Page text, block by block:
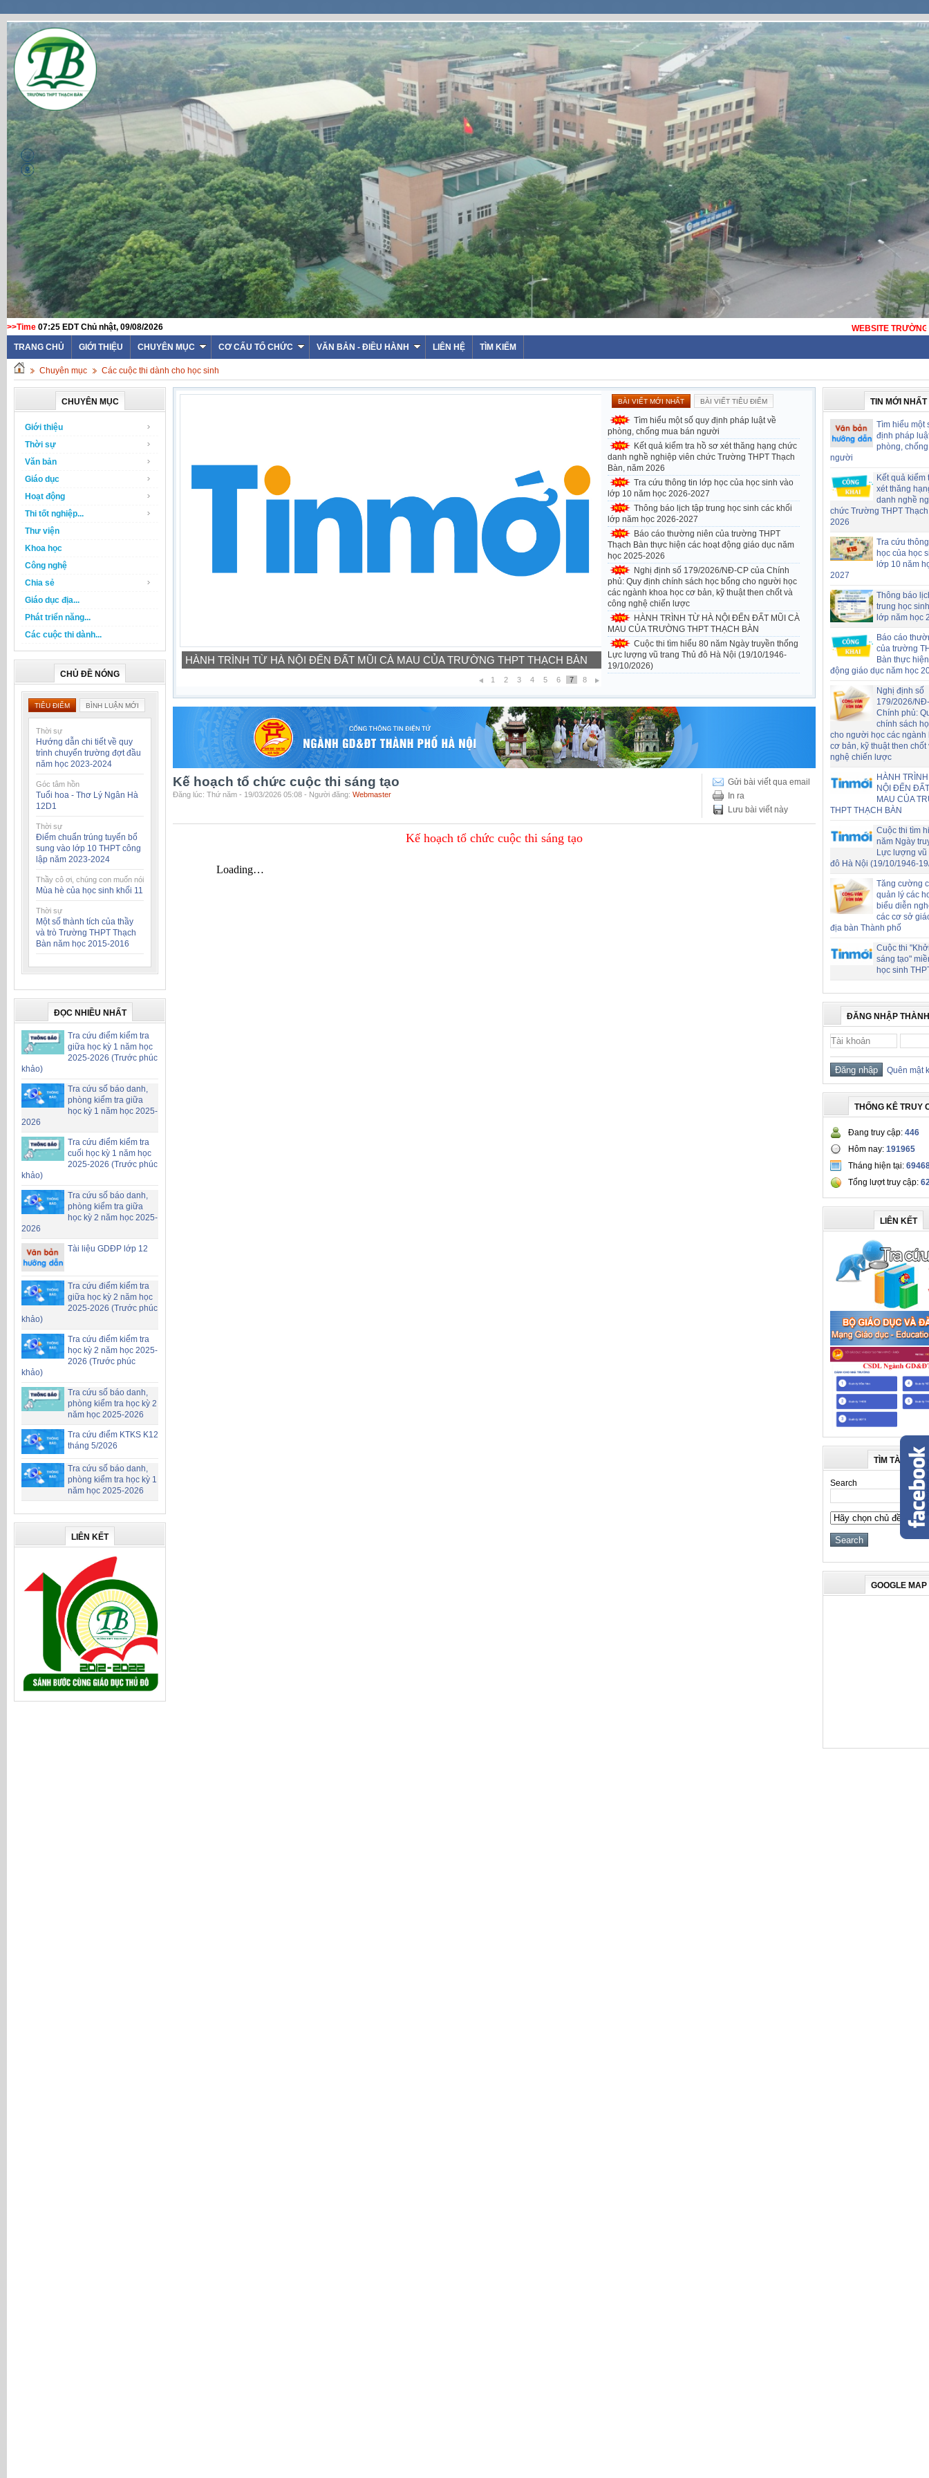
>>Time 07:25 EDT Chủ nhật, 09/08/2026
WEBSITE TRƯỜNG THPT THẠCH BÀN - HÀ NỘI -
TRANG CHỦ
GIỚI THIỆU CHUYÊN MỤC CƠ CẤU TỔ CHỨC VĂN BẢN - ĐIỀU HÀNH LIÊN HỆ TÌM KIẾM
Chuyên mục Các cuộc thi dành cho học sinh
CHUYÊN MỤC
Giới thiệu
Thời sự
Văn bản
Giáo dục
Hoạt động
Thi tốt nghiệp...
Thư viện
Khoa học
Công nghệ
Chia sẻ
Giáo dục địa...
Phát triển năng...
Các cuộc thi dành...
CHỦ ĐỀ NÓNG
TIÊU ĐIỂM BÌNH LUẬN MỚI
Thời sự
Hướng dẫn chi tiết về quy
trình chuyển trường đợt đầu
năm học 2023-2024
Góc tâm hồn
Tuổi hoa - Thơ Lý Ngân Hà
12D1
Thời sự
Điểm chuẩn trúng tuyển bổ
sung vào lớp 10 THPT công
lập năm 2023-2024
Thầy cô ơi, chúng con muốn nói
Mùa hè của học sinh khối 11
Thời sự
Một số thành tích của thầy
và trò Trường THPT Thạch
Bàn năm học 2015-2016
ĐỌC NHIỀU NHẤT
Tra cứu điểm kiểm tra
giữa học kỳ 1 năm học
2025-2026 (Trước phúc
khảo)
Tra cứu số báo danh,
phòng kiểm tra giữa
học kỳ 1 năm học 2025-
2026
Tra cứu điểm kiểm tra
cuối học kỳ 1 năm học
2025-2026 (Trước phúc
khảo)
Tra cứu số báo danh,
phòng kiểm tra giữa
học kỳ 2 năm học 2025-
2026
Tài liệu GDĐP lớp 12
Tra cứu điểm kiểm tra
giữa học kỳ 2 năm học
2025-2026 (Trước phúc
khảo)
Tra cứu điểm kiểm tra
học kỳ 2 năm học 2025-
2026 (Trước phúc
khảo)
Tra cứu số báo danh,
phòng kiểm tra học kỳ 2
năm học 2025-2026
Tra cứu điểm KTKS K12
tháng 5/2026
Tra cứu số báo danh,
phòng kiểm tra học kỳ 1
năm học 2025-2026
LIÊN KẾT
HÀNH TRÌNH TỪ HÀ NỘI ĐẾN ĐẤT MŨI CÀ MAU CỦA TRƯỜNG THPT THẠCH BÀN
1 2 3 4 5 6 7 8
BÀI VIẾT MỚI NHẤT BÀI VIẾT TIÊU ĐIỂM
Tìm hiểu một số quy định pháp luật về
phòng, chống mua bán người
Kết quả kiểm tra hồ sơ xét thăng hạng chức
danh nghề nghiệp viên chức Trường THPT Thạch
Bàn, năm 2026
Tra cứu thông tin lớp học của học sinh vào
lớp 10 năm học 2026-2027
Thông báo lịch tập trung học sinh các khối
lớp năm học 2026-2027
Báo cáo thường niên của trường THPT
Thạch Bàn thực hiện các hoạt động giáo dục năm
học 2025-2026
Nghị định số 179/2026/NĐ-CP của Chính
phủ: Quy định chính sách học bổng cho người học
các ngành khoa học cơ bản, kỹ thuật then chốt và
công nghệ chiến lược
HÀNH TRÌNH TỪ HÀ NỘI ĐẾN ĐẤT MŨI CÀ
MAU CỦA TRƯỜNG THPT THẠCH BÀN
Cuộc thi tìm hiểu 80 năm Ngày truyền thống
Lực lượng vũ trang Thủ đô Hà Nội (19/10/1946-
19/10/2026)
Gửi bài viết qua email
In ra
Lưu bài viết này
Kế hoạch tổ chức cuộc thi sáng tạo
Đăng lúc: Thứ năm - 19/03/2026 05:08 - Người đăng: Webmaster
Kế hoạch tổ chức cuộc thi sáng tạo
TIN MỚI NHẤT
Tìm hiểu một
định pháp
phòng,
người
Kết quả kiểm
xét thăng
danh nghề
chức Trường THPT
2026
Tra cứu
học của học
lớp 10 năm
2027
Thông báo
trung học
lớp năm học
Báo cáo
của trường
Bàn thực
động giáo dục năm học
Nghị định số
179/2026/
Chính phủ:
chính sách
cho người học các ngành
cơ bản, kỹ thuật then chốt
nghệ chiến lược
HÀNH
NỘI ĐẾN
MAU CỦA
THPT THẠCH BÀN
Cuộc thi tìm
năm Ngày
Lực lượng vũ
đô Hà Nội (19/10/1946-
Tăng cường
quản lý các
biểu diễn
các cơ sở
địa bàn Thành phố
Cuộc thi
sáng tạo"
học sinh
ĐĂNG NHẬP
Quên mật
THỐNG KÊ TRUY
Đang truy cập: 446
Hôm nay: 191965
Tháng hiện tại:
Tổng lượt truy cập:
LIÊN KẾT
TÌM TÀI LIỆU
Search
GOOGLE MAP